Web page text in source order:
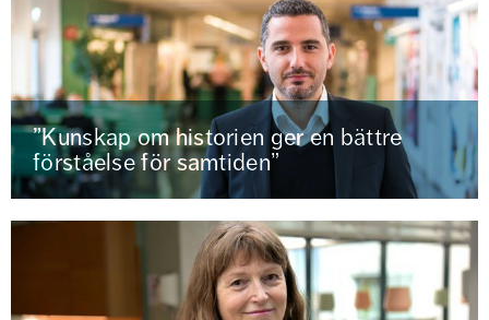
”Kunskap om historien ger en bättre
förståelse för samtiden”